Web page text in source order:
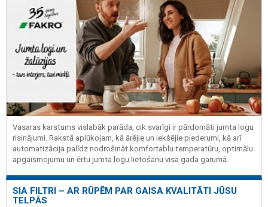
Vasaras karstums vislabāk parāda, cik svarīgi ir pārdomāti jumta logu
risinājumi. Rakstā aplūkojam, kā ārējie un iekšējie piederumi, kā arī
automatizācija palīdz nodrošināt komfortablu temperatūru, optimālu
apgaismojumu un ērtu jumta logu lietošanu visa gada garumā.
SIA FILTRI – AR RŪPĒM PAR GAISA KVALITĀTI JŪSU
TELPĀS